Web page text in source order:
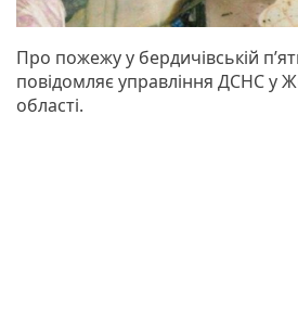
Про пожежу у бердичівській
повідомляє управління ДСНС у
області.